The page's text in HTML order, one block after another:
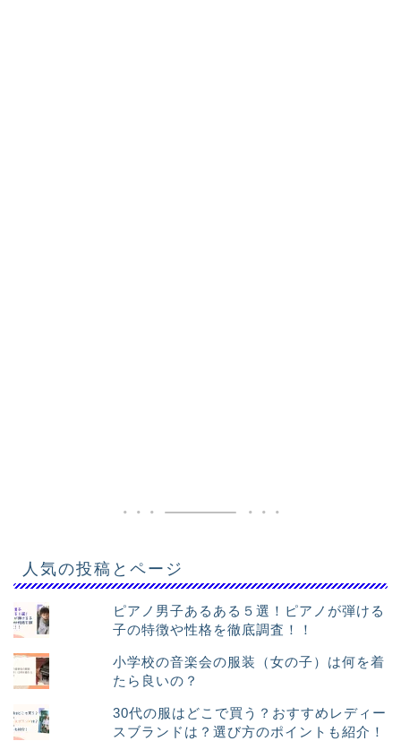
人気の投稿とページ
ピアノ男子あるある５選！ピアノが弾ける
子の特徴や性格を徹底調査！！
小学校の音楽会の服装（女の子）は何を着
たら良いの？
30代の服はどこで買う？おすすめレディー
スブランドは？選び方のポイントも紹介！